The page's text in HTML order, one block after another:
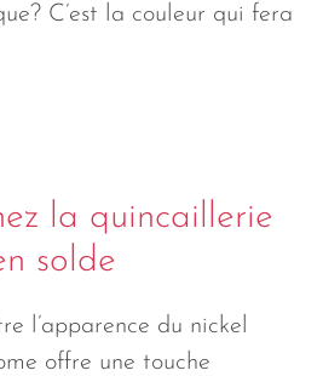
C’est la couleur qui fera
la quincaillerie
solde
l’apparence du nickel
offre une touche